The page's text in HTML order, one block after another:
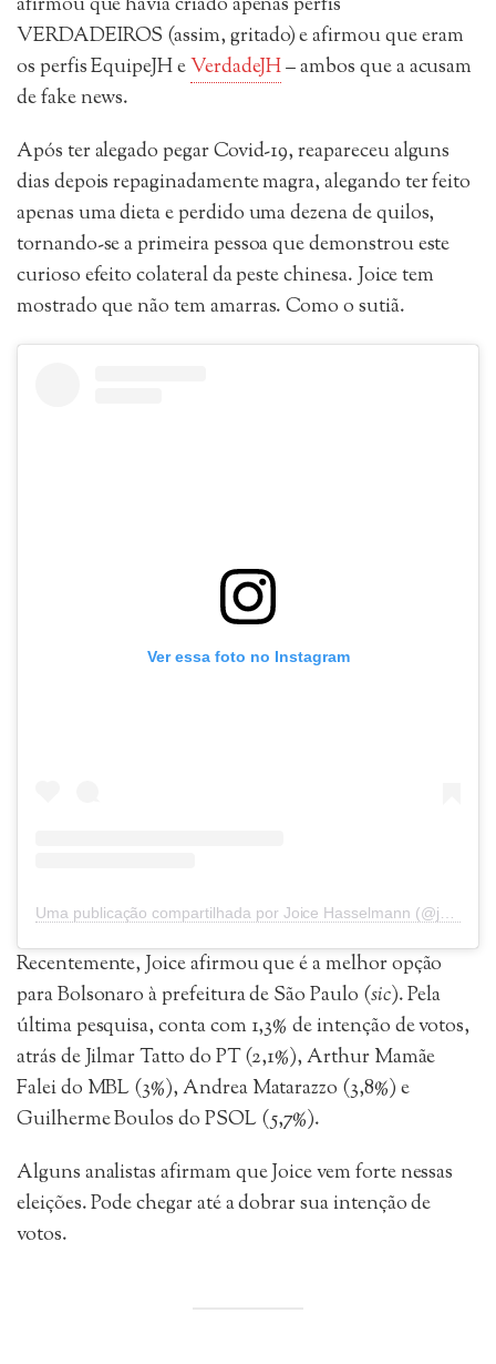
afirmou que havia criado apenas perfis
VERDADEIROS (assim, gritado) e afirmou que eram
os perfis EquipeJH eVerdadeJH– ambos que a acusam
de fake news.
Após ter alegado pegar Covid-19, reapareceu alguns
dias depois repaginadamente magra, alegando ter feito
apenas uma dieta e perdido uma dezena de quilos,
tornando-se a primeira pessoa que demonstrou este
curioso efeito colateral da peste chinesa. Joice tem
mostrado que não tem amarras. Como o sutiã.
Ver essa foto no Instagram
Recentemente, Joice afirmou que é a melhor opção
para Bolsonaro à prefeitura de São Paulo (sic). Pela
última pesquisa, conta com 1,3% de intenção de votos,
atrás de Jilmar Tatto do PT (2,1%), Arthur Mamãe
Falei do MBL (3%), Andrea Matarazzo (3,8%) e
Guilherme Boulos do PSOL (5,7%).
Alguns analistas afirmam que Joice vem forte nessas
eleições. Pode chegar até a dobrar sua intenção de
votos.